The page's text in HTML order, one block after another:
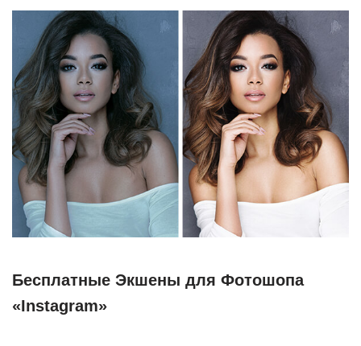
Бесплатные Экшены для Фотошопа
«Instagram»